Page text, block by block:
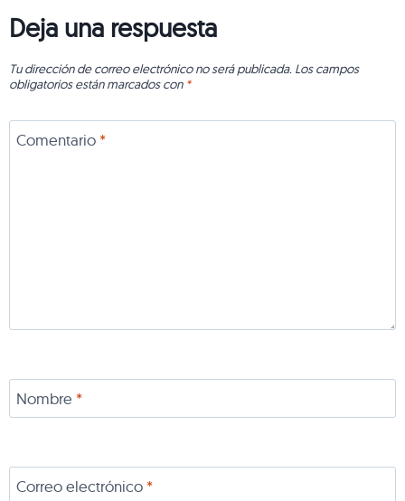
Deja una respuesta
Tu dirección de correo electrónico no será publicada. Los campos
obligatorios están marcados con *
Comentario *
Nombre *
Correo electrónico *